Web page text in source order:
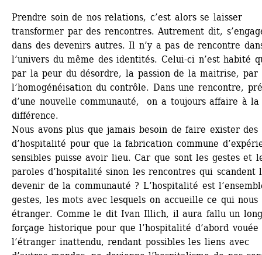
Prendre soin de nos relations, c’est alors se laisser
transformer par des rencontres. Autrement dit,
dans des devenirs autres. Il n’y a pas de rencontre
l’univers du même des identités. Celui-ci n’est habité
par la peur du désordre, la passion de la maitrise, par
l’homogénéisation du contrôle. Dans une rencontre,
d’une nouvelle communauté, on a toujours affaire à la
différence.
Nous avons plus que jamais besoin de faire exister des
d’hospitalité pour que la fabrication commune
sensibles puisse avoir lieu. Car que sont les gestes et
paroles d’hospitalité sinon les rencontres qui scandent
devenir de la communauté ? L’hospitalité est
gestes, les mots avec lesquels on accueille ce qui nous
étranger. Comme le dit Ivan Illich, il aura fallu un
forçage historique pour que l’hospitalité d’abord vouée
l’étranger inattendu, rendant possibles les liens avec